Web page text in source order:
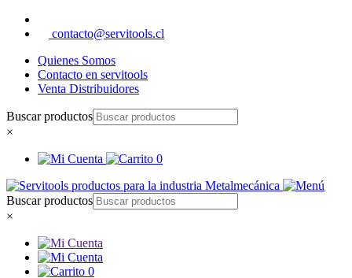
contacto@servitools.cl
Quienes Somos
Contacto en servitools
Venta Distribuidores
Buscar productos
×
0
Buscar productos
×
0